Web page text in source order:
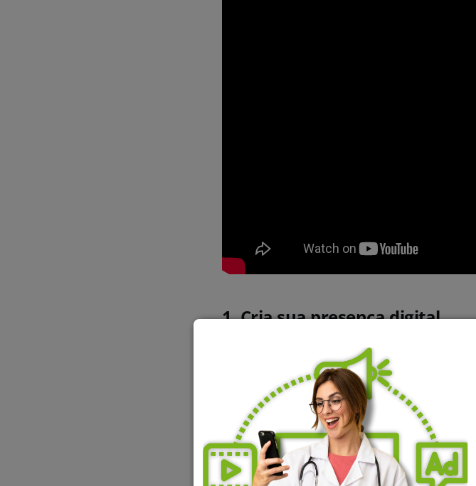
1. Cria sua presença digital
presença na internet
serviços como o seu.
Por isso, não deixe de investir na construção
que você seja encontrado, mas também
permitindo uma comunicação mais direta e